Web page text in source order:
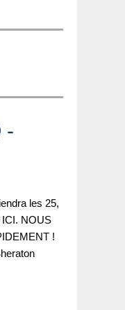
-
les 25,
ICI. NOUS
!